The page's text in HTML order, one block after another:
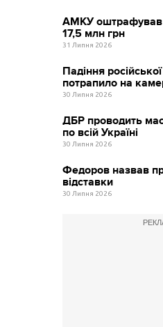
АМКУ оштрафував
17,5 млн грн
31 Липня 2026
Падіння
потрапило на
30 Липня 2026
ДБР проводить
по всій Україні
30 Липня 2026
Федоров назвав
відставки
30 Липня 2026